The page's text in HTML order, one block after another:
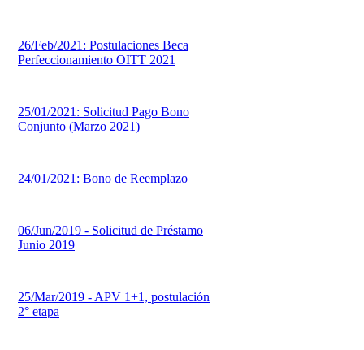
26/Feb/2021: Postulaciones Beca
Perfeccionamiento OITT 2021
25/01/2021: Solicitud Pago Bono
Conjunto (Marzo 2021)
24/01/2021: Bono de Reemplazo
06/Jun/2019 - Solicitud de Préstamo
Junio 2019
25/Mar/2019 - APV 1+1, postulación
2° etapa